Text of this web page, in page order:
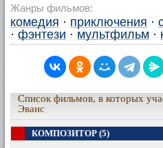
Жанры фильмов:
комедия · приключения ·
· фэнтези · мультфильм ·
Список фильмов, в которых
Эванс
КОМПОЗИТОР (5)